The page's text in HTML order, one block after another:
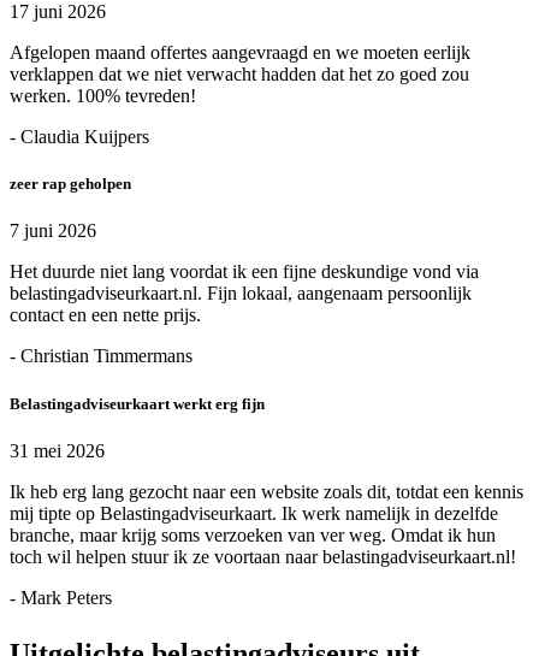
17 juni 2026
Afgelopen maand offertes aangevraagd en we moeten eerlijk
verklappen dat we niet verwacht hadden dat het zo goed zou
werken. 100% tevreden!
- Claudia Kuijpers
zeer rap geholpen
7 juni 2026
Het duurde niet lang voordat ik een fijne deskundige vond via
belastingadviseurkaart.nl. Fijn lokaal, aangenaam persoonlijk
contact en een nette prijs.
- Christian Timmermans
Belastingadviseurkaart werkt erg fijn
31 mei 2026
Ik heb erg lang gezocht naar een website zoals dit, totdat een kennis
mij tipte op Belastingadviseurkaart. Ik werk namelijk in dezelfde
branche, maar krijg soms verzoeken van ver weg. Omdat ik hun
toch wil helpen stuur ik ze voortaan naar belastingadviseurkaart.nl!
- Mark Peters